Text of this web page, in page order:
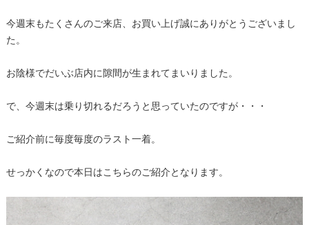
今週末もたくさんのご来店、お買い上げ誠にありがとうございまし
た。
お陰様でだいぶ店内に隙間が生まれてまいりました。
で、今週末は乗り切れるだろうと思っていたのですが・・・
ご紹介前に毎度毎度のラスト一着。
せっかくなので本日はこちらのご紹介となります。